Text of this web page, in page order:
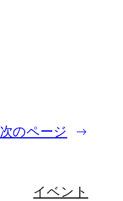
次のページ →
イベント